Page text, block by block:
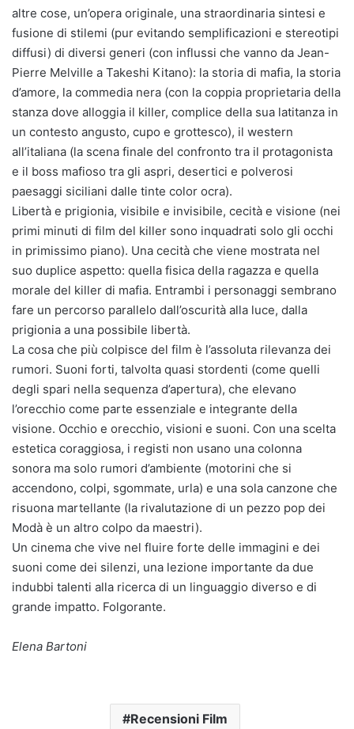
altre cose, un’opera originale, una straordinaria sintesi e
fusione di stilemi (pur evitando semplificazioni e stereotipi
diffusi) di diversi generi (con influssi che vanno da Jean-
Pierre Melville a Takeshi Kitano): la storia di mafia, la storia
d’amore, la commedia nera (con la coppia proprietaria della
stanza dove alloggia il killer, complice della sua latitanza in
un contesto angusto, cupo e grottesco), il western
all’italiana (la scena finale del confronto tra il protagonista
e il boss mafioso tra gli aspri, desertici e polverosi
paesaggi siciliani dalle tinte color ocra).
Libertà e prigionia, visibile e invisibile, cecità e visione (nei
primi minuti di film del killer sono inquadrati solo gli occhi
in primissimo piano). Una cecità che viene mostrata nel
suo duplice aspetto: quella fisica della ragazza e quella
morale del killer di mafia. Entrambi i personaggi sembrano
fare un percorso parallelo dall’oscurità alla luce, dalla
prigionia a una possibile libertà.
La cosa che più colpisce del film è l’assoluta rilevanza dei
rumori. Suoni forti, talvolta quasi stordenti (come quelli
degli spari nella sequenza d’apertura), che elevano
l’orecchio come parte essenziale e integrante della
visione. Occhio e orecchio, visioni e suoni. Con una scelta
estetica coraggiosa, i registi non usano una colonna
sonora ma solo rumori d’ambiente (motorini che si
accendono, colpi, sgommate, urla) e una sola canzone che
risuona martellante (la rivalutazione di un pezzo pop dei
Modà è un altro colpo da maestri).
Un cinema che vive nel fluire forte delle immagini e dei
suoni come dei silenzi, una lezione importante da due
indubbi talenti alla ricerca di un linguaggio diverso e di
grande impatto. Folgorante.
Elena Bartoni
Recensioni Film